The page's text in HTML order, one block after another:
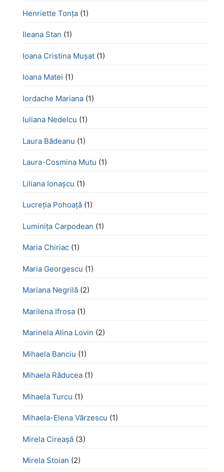
Henriette Tonţa (1)
Ileana Stan (1)
Ioana Cristina Mușat (1)
Ioana Matei (1)
Iordache Mariana (1)
Iuliana Nedelcu (1)
Laura Bădeanu (1)
Laura-Cosmina Mutu (1)
Liliana Ionașcu (1)
Lucreţia Pohoaţă (1)
Luminița Carpodean (1)
Maria Chiriac (1)
Maria Georgescu (1)
Mariana Negrilă (2)
Marilena Ifrosa (1)
Marinela Alina Lovin (2)
Mihaela Banciu (1)
Mihaela Răducea (1)
Mihaela Turcu (1)
Mihaela-Elena Vărzescu (1)
Mirela Cireașă (3)
Mirela Stoian (2)